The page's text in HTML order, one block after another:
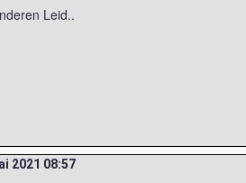
Leid..
2021 08:57